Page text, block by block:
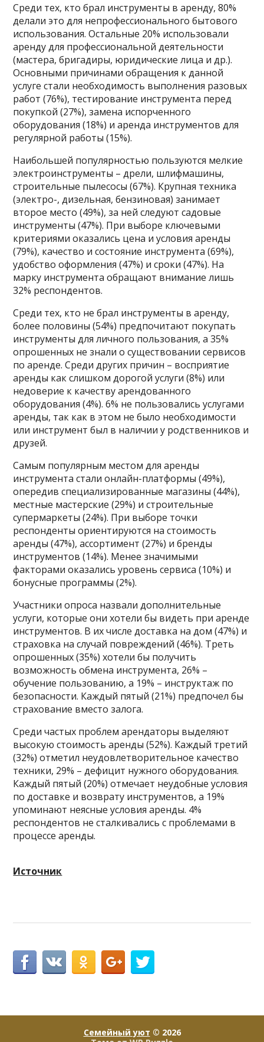
Среди тех, кто брал инструменты в аренду, 80%
делали это для непрофессионального бытового
использования. Остальные 20% использовали
аренду для профессиональной деятельности
(мастера, бригадиры, юридические лица и др.).
Основными причинами обращения к данной
услуге стали необходимость выполнения разовых
работ (76%), тестирование инструмента перед
покупкой (27%), замена испорченного
оборудования (18%) и аренда инструментов для
регулярной работы (15%).
Наибольшей популярностью пользуются мелкие
электроинструменты – дрели, шлифмашины,
строительные пылесосы (67%). Крупная техника
(электро-, дизельная, бензиновая) занимает
второе место (49%), за ней следуют садовые
инструменты (47%). При выборе ключевыми
критериями оказались цена и условия аренды
(79%), качество и состояние инструмента (69%),
удобство оформления (47%) и сроки (47%). На
марку инструмента обращают внимание лишь
32% респондентов.
Среди тех, кто не брал инструменты в аренду,
более половины (54%) предпочитают покупать
инструменты для личного пользования, а 35%
опрошенных не знали о существовании сервисов
по аренде. Среди других причин – восприятие
аренды как слишком дорогой услуги (8%) или
недоверие к качеству арендованного
оборудования (4%). 6% не пользовались услугами
аренды, так как в этом не было необходимости
или инструмент был в наличии у родственников и
друзей.
Самым популярным местом для аренды
инструмента стали онлайн-платформы (49%),
опередив специализированные магазины (44%),
местные мастерские (29%) и строительные
супермаркеты (24%). При выборе точки
респонденты ориентируются на стоимость
аренды (47%), ассортимент (27%) и бренды
инструментов (14%). Менее значимыми
факторами оказались уровень сервиса (10%) и
бонусные программы (2%).
Участники опроса назвали дополнительные
услуги, которые они хотели бы видеть при аренде
инструментов. В их числе доставка на дом (47%) и
страховка на случай повреждений (46%). Треть
опрошенных (35%) хотели бы получить
возможность обмена инструмента, 26% –
обучение пользованию, а 19% – инструктаж по
безопасности. Каждый пятый (21%) предпочел бы
страхование вместо залога.
Среди частых проблем арендаторы выделяют
высокую стоимость аренды (52%). Каждый третий
(32%) отметил неудовлетворительное качество
техники, 29% – дефицит нужного оборудования.
Каждый пятый (20%) отмечает неудобные условия
по доставке и возврату инструментов, а 19%
упоминают неясные условия аренды. 4%
респондентов не сталкивались с проблемами в
процессе аренды.
Источник
Семейный уют © 2026